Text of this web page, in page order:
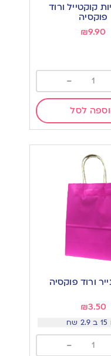
קוקטייל ורוד
פוקסיה
₪9.90
-
לסל
ורוד פוקסיה
₪3.50
-